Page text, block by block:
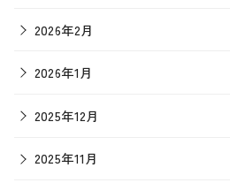
2026年2月
2026年1月
2025年12月
2025年11月